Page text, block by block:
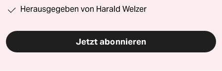
Herausgegeben von Harald Welzer
Jetzt abonnieren